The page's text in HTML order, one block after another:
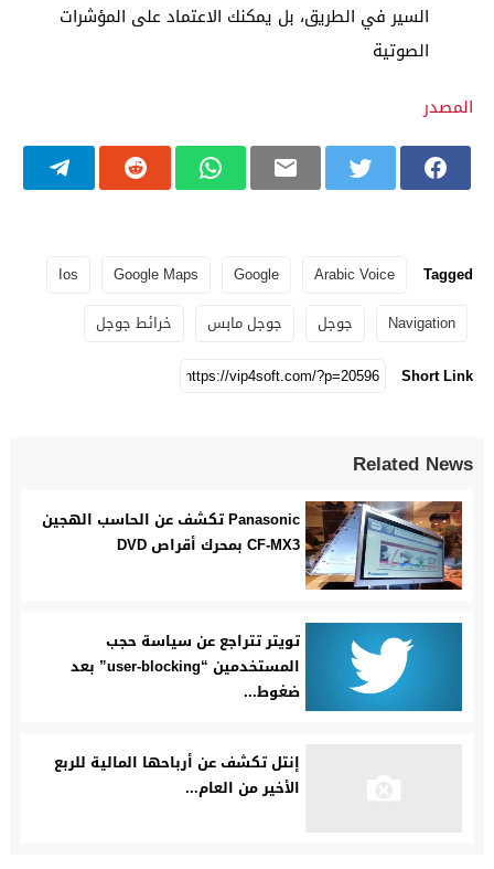
السير في الطريق، بل يمكنك الاعتماد على المؤشرات
الصوتية
المصدر
Tagged
Arabic Voice
Google
Google Maps
Ios
Navigation
جوجل جوجل مابس
خرائط جوجل
Short Link
Related News
Panasonic تكشف عن الحاسب الهجين
CF-MX3 بمحرك أقراص DVD
تويتر تتراجع عن سياسة حجب
المستخدمين “user-blocking” بعد
ضغوط...
إنتل تكشف عن أرباحها المالية للربع
الأخير من العام...